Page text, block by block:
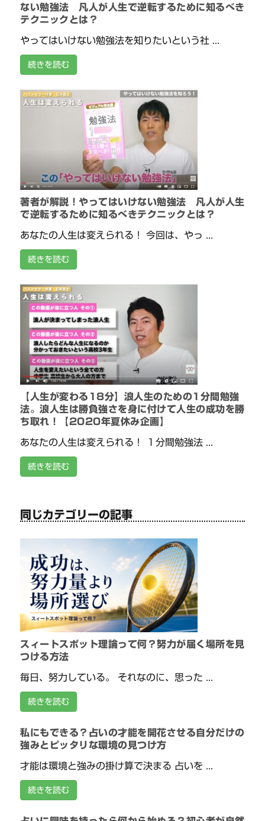
ない勉強法 凡人が人生で逆転するために知るべき
テクニックとは？
やってはいけない勉強法を知りたいという社 ...
続きを読む
著者が解説！やってはいけない勉強法 凡人が人生
で逆転するために知るべきテクニックとは？
あなたの人生は変えられる！ 今回は、やっ ...
続きを読む
【人生が変わる18分】浪人生のための1分間勉強
法。浪人生は勝負強さを身に付けて人生の成功を勝
ち取れ！【2020年夏休み企画】
あなたの人生は変えられる！ １分間勉強法 ...
続きを読む
同じカテゴリーの記事
スィートスポット理論って何？努力が届く場所を見
つける方法
毎日、努力している。 それなのに、思った ...
続きを読む
私にもできる？占いの才能を開花させる自分だけの
強みとピッタリな環境の見つけ方
才能は環境と強みの掛け算で決まる 占いを ...
続きを読む